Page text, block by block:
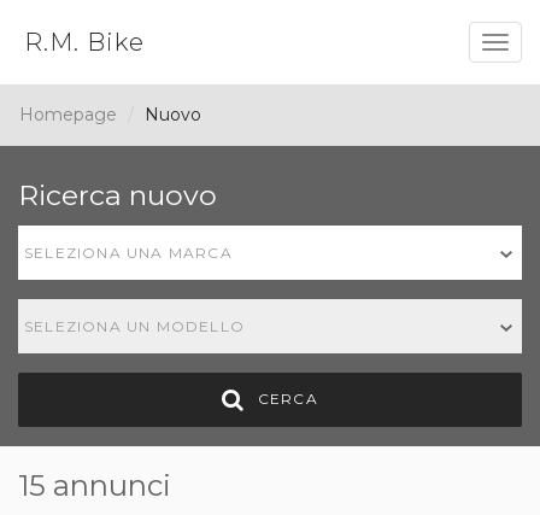
R.M. Bike
Homepage Nuovo
Ricerca nuovo
SELEZIONA UNA MARCA
SELEZIONA UN MODELLO
CERCA
15 annunci